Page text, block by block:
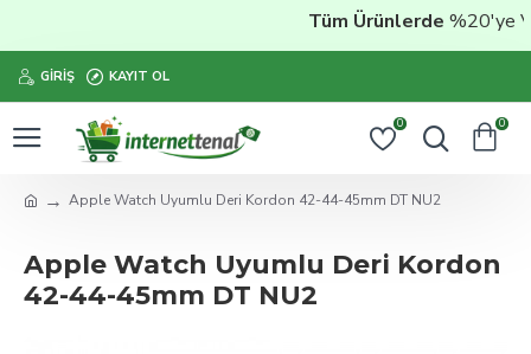
Tüm Ürünlerde%20'ye
GIRIŞ KAYIT OL
0 0
Apple Watch Uyumlu Deri Kordon 42-44-45mm DT NU2
Apple Watch Uyumlu Deri Kordon
42-44-45mm DT NU2